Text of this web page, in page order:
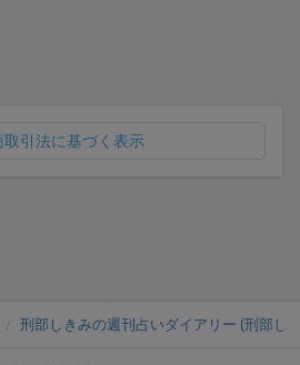
取引法に基づく表示
刑部しきみの週刊占いダイアリー (刑部し